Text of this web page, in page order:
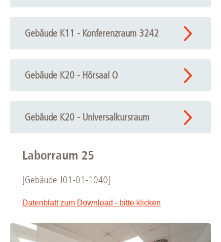
Gebäude K11 - Konferenzraum 3242
Gebäude K20 - Hörsaal O
Gebäude K20 - Universalkursraum
Laborraum 25
[Gebäude J01-01-1040]
Datenblatt zum Download - bitte klicken